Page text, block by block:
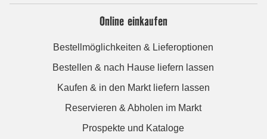
Online einkaufen
Bestellmöglichkeiten & Lieferoptionen
Bestellen & nach Hause liefern lassen
Kaufen & in den Markt liefern lassen
Reservieren & Abholen im Markt
Prospekte und Kataloge